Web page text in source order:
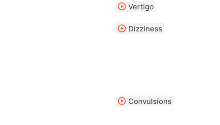
Vertigo
Dizziness
Convulsions